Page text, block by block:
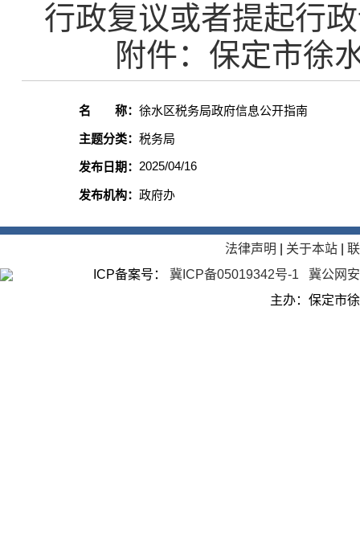
行政复议或者提起行
附件：保定市徐水
名 称： 徐水区税务局政府信息公开指南
主题分类： 税务局
发布日期： 2025/04/16
发布机构： 政府办
法律声明 关于本站 |
ICP备案号：
冀ICP备05019342号-1
冀公网
主办：保定市